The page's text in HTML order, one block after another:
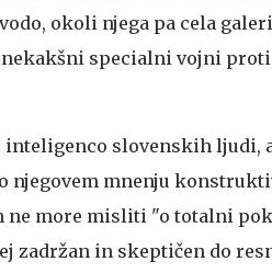
okoli njega pa cela
specialni vojni proti
inteligenco slovenskih ljudi,
njegovem mnenju
ne more misliti "o totalni
zadržan in skeptičen do